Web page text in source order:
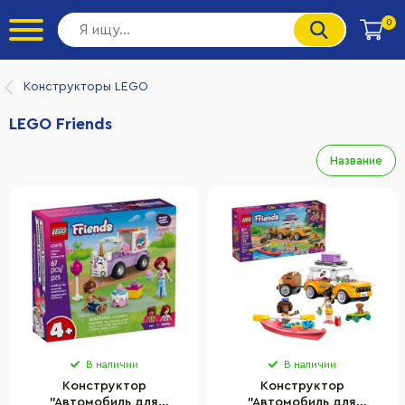
0
Конструкторы LEGO
LEGO Friends
Название
В наличии
Конструктор
"Автомобиль для
В наличии
Конструктор
"Автомобиль для